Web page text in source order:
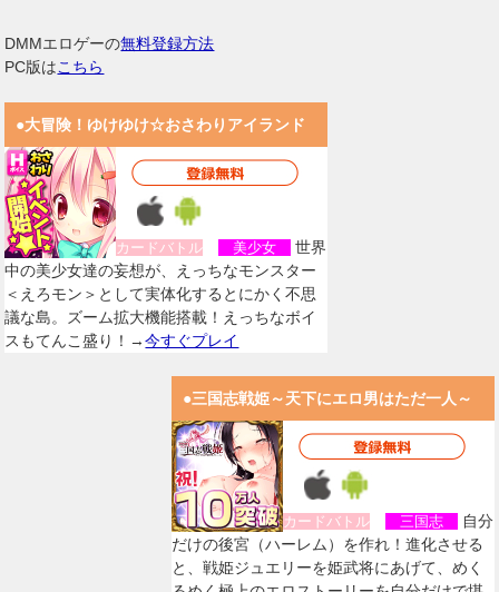
DMMエロゲーの無料登録方法
PC版はこちら
●大冒険！ゆけゆけ☆おさわりアイランド
カードバトル 美少女
世界
中の美少女達の妄想が、えっちなモンスター
＜えろモン＞として実体化するとにかく不思
議な島。ズーム拡大機能搭載！えっちなボイ
スもてんこ盛り！→今すぐプレイ
●三国志戦姫～天下にエロ男はただ一人～
カードバトル 三国志
自分
だけの後宮（ハーレム）を作れ！進化させる
と、戦姫ジュエリーを姫武将にあげて、めく